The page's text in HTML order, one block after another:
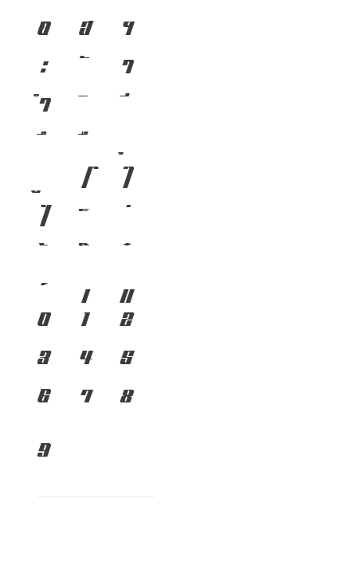
อ ฮ ฯ
ะ า
ำ
โ ใ
ไ
เ
แ
๐
๑ ๒
๓ ๔ ๕
๖ ๗ ๘
๙